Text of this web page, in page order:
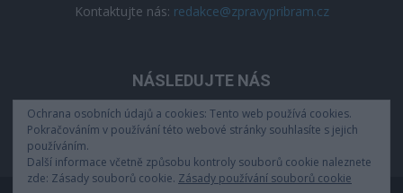
Kontaktujte nás: redakce@zpravypribram.cz
NÁSLEDUJTE NÁS
Ochrana osobních údajů a cookies: Tento web používá cookies.
Pokračováním v používání této webové stránky souhlasíte s jejich
používáním.
Další informace včetně způsobu kontroly souborů cookie naleznete
zde: Zásady souborů cookie. Zásady používání souborů cookie